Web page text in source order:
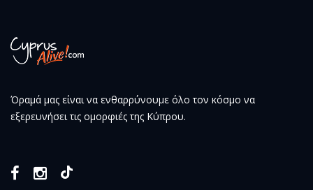
Όραμά μας είναι να ενθαρρύνουμε όλο τον κόσμο να
εξερευνήσει τις ομορφιές της Κύπρου.